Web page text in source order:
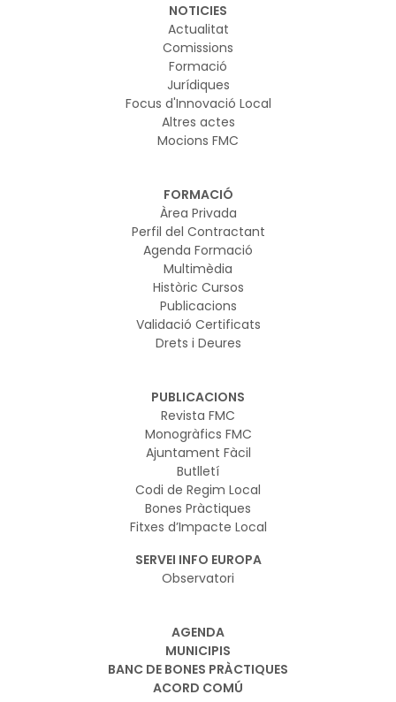
NOTICIES
Actualitat
Comissions
Formació
Jurídiques
Focus d'Innovació Local
Altres actes
Mocions FMC
FORMACIÓ
Àrea Privada
Perfil del Contractant
Agenda Formació
Multimèdia
Històric Cursos
Publicacions
Validació Certificats
Drets i Deures
PUBLICACIONS
Revista FMC
Monogràfics FMC
Ajuntament Fàcil
Butlletí
Codi de Regim Local
Bones Pràctiques
Fitxes d’Impacte Local
SERVEI INFO EUROPA
Observatori
AGENDA
MUNICIPIS
BANC DE BONES PRÀCTIQUES
ACORD COMÚ